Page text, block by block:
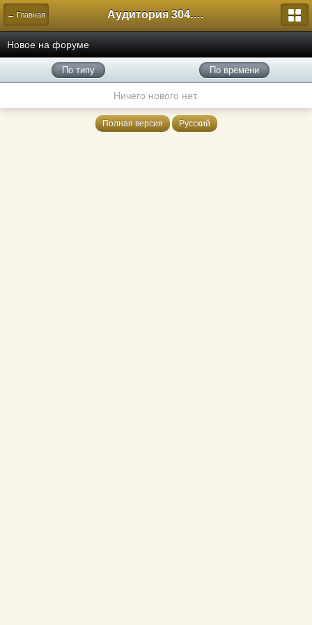
← Главная Аудитория 304. История России
Новое на форуме
По типу По времени
Ничего нового нет.
Полная версия Русский